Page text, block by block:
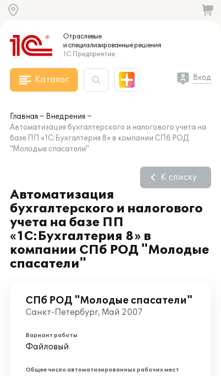
Отраслевые
и специализированныерешения
1С:Предприятие
Каталог Вход
Главная
Внедрения
Автоматизация бухгалтерского и налогового учета на
базе ПП «1С:Бухгалтерия 8» в компании СПб РОД
"Молодые спасатели"
Автоматизация
бухгалтерского и налогового
учета на базе ПП
«1С:Бухгалтерия 8» в
компании СПб РОД "Молодые
спасатели"
К списку
СПб РОД "Молодые спасатели"
Санкт-Петербург, Май 2007
Вариант работы
Файловый
Общее число автоматизированных рабочих мест